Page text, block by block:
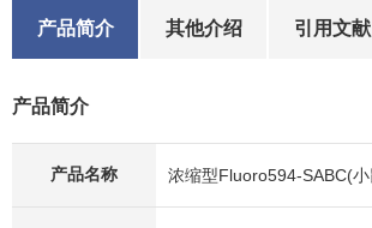
产品简介 其他介绍 引用文献
产品简介
产品名称 浓缩型Fluoro594-SABC(